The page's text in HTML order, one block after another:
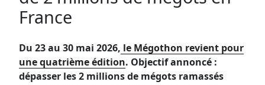
France
Du 23 au 30 mai 2026, le Mégothon revient pour
une quatrième édition. Objectif annoncé :
dépasser les 2 millions de mégots ramassés